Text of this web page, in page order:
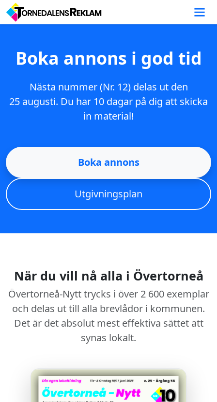
Boka annons i god tid
Nästa nummer (Nr. 12) delas ut den
25 augusti. Du har 10 dagar på dig att skicka
in material!
Boka annons
Utgivningsplan
När du vill nå alla i Övertorneå
Övertorneå-Nytt trycks i över 2 600 exemplar
och delas ut till alla brevlådor i kommunen.
Det är det absolut mest effektiva sättet att
synas lokalt.